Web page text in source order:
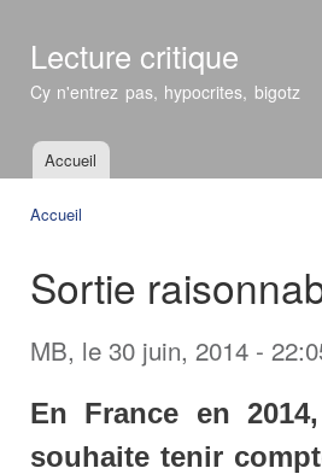
Lecture critique
Cy n'entrez pas, hypocrites, bigotz
Menu principal
Accueil
Accueil
Sortie
MB, le 30 juin, 2014 -
En France en
souhaite tenir